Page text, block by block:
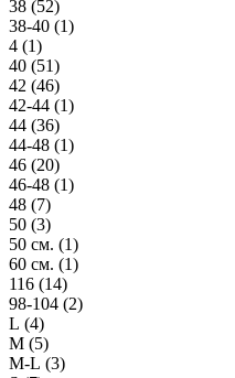
38 (52)
38-40 (1)
4 (1)
40 (51)
42 (46)
42-44 (1)
44 (36)
44-48 (1)
46 (20)
46-48 (1)
48 (7)
50 (3)
50 см. (1)
60 см. (1)
116 (14)
98-104 (2)
L (4)
M (5)
M-L (3)